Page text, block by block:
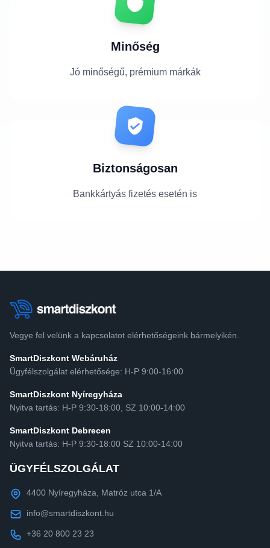
Minőség
Jó minőségű, prémium márkák
Biztonságosan
Bankkártyás fizetés esetén is
Vegye fel velünk a kapcsolatot elérhetőségeink bármelyikén.
SmartDiszkont Webáruház
Ügyfélszolgálat elérhetősége: H-P 9:00-16:00
SmartDiszkont Nyíregyháza
Nyitva tartás: H-P 9:30-18:00, SZ 10:00-14:00
SmartDiszkont Debrecen
Nyitva tartás: H-P 9:30-18:00 SZ 10:00-14:00
ÜGYFÉLSZOLGÁLAT
4400 Nyíregyháza, Matróz utca 1/A
info@smartdiszkont.hu
+36 20 800 23 23